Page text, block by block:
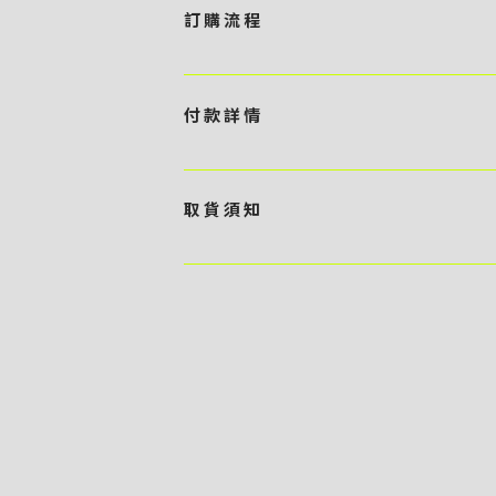
訂 購 流 程
1 / 挑選款式及設計 貴客可瀏覽 4:00AM 官方網站或親
訂購內容進行報價 3 / 確實訂單及緻付訂金 4AM 團隊依
付 款 詳 情
貴客可選擇以下方式繳付貨款： ・ 親臨工作室現金支
）交予4AM 團隊核實有關款項 - 任何轉帳或換匯交易手
取 貨 須 知
貴客可選擇以下方式提取所訂購之貨品： ​・ 工作室自